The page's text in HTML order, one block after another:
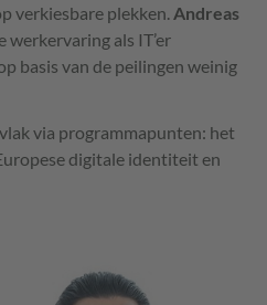
verkiesbare plekken. Andreas
als IT’er
basis van de peilingen weinig
via programmapunten: het
digitale identiteit en